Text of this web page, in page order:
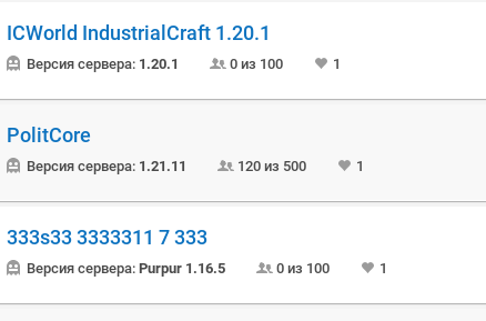
ICWorld IndustrialCraft 1.20.1
Версия сервера: 1.20.1 0 из 100 1
PolitCore
Версия сервера: 1.21.11 120 из 500 1
333s33 3333311 7 333
Версия сервера: Purpur 1.16.5 0 из 100 1